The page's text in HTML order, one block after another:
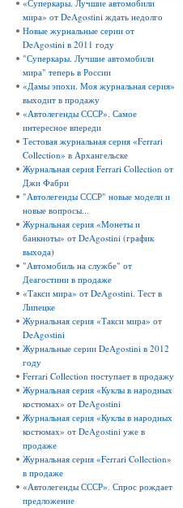
«Суперкары. Лучшие автомобили
мира» от DeAgostini ждать недолго
Новые журнальные серии от
DeAgostini в 2011 году
"Суперкары. Лучшие автомобили
мира" теперь в России
«Дамы эпохи. Моя журнальная серия»
выходит в продажу
«Автолегенды СССР». Самое
интересное впереди
Тестовая журнальная серия «Ferrari
Collection» в Архангельске
Журнальная серия Ferrari Collection от
Джи Фабри
"Автолегенды СССР" новые модели и
новые вопросы...
Журнальная серия «Монеты и
банкноты» от DeAgostini (график
выхода)
"Автомобиль на службе" от
Деагостини в продаже
«Такси мира» от DeAgostini. Тест в
Липецке
Журнальная серия «Такси мира» от
DeAgostini
Журнальные серии DeAgostini в 2012
году
Ferrari Collection поступает в продажу
Журнальная серия «Куклы в народных
костюмах» от DeAgostini
Журнальная серия «Куклы в народных
костюмах» от DeAgostini уже в
продаже
Журнальная серия «Ferrari Collection»
в продаже
«Автолегенды СССР». Спрос рождает
предложение